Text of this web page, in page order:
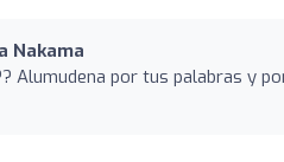
Nakama
Alumudena por tus palabras y